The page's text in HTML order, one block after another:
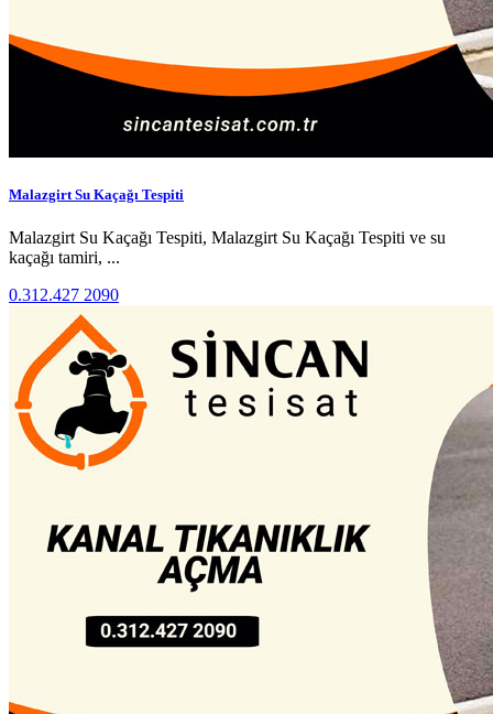
Malazgirt Su Kaçağı Tespiti
Malazgirt Su Kaçağı Tespiti, Malazgirt Su Kaçağı Tespiti ve su
kaçağı tamiri, ...
0.312.427 2090